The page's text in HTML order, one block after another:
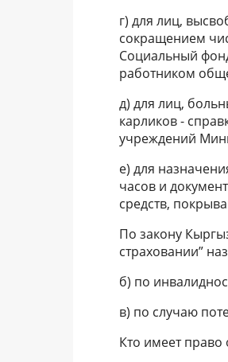
г) для лиц,
сокращением
Социальный
работником
д) для лиц,
карликов -
учреждений
е) для
часов и
средств,
По закону
страховании”
б) по
в) по случаю
Кто имеет